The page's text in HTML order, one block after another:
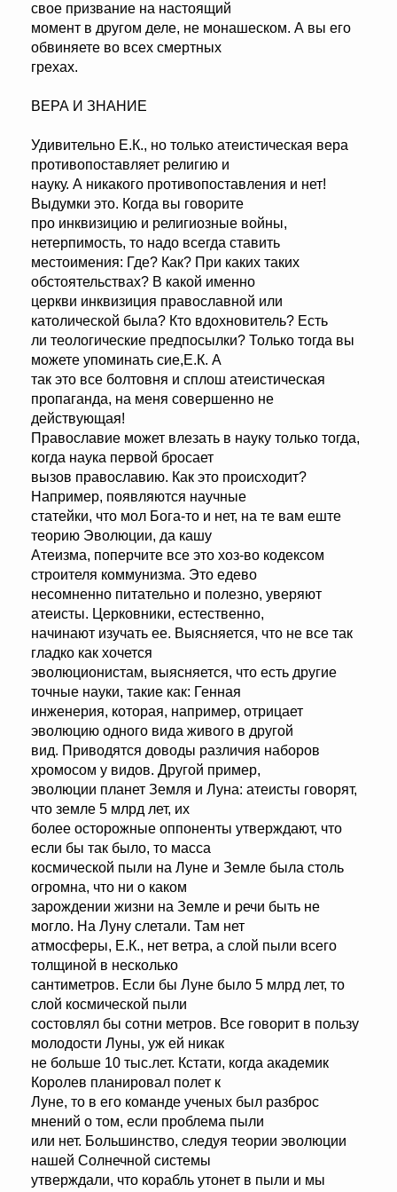
свое призвание на настоящий
момент в другом деле, не монашеском. А вы его
обвиняете во всех смертных
грехах.
ВЕРА И ЗНАНИЕ
Удивительно Е.К., но только атеистическая вера
противопоставляет религию и
науку. А никакого противопоставления и нет!
Выдумки это. Когда вы говорите
про инквизицию и религиозные войны,
нетерпимость, то надо всегда ставить
местоимения: Где? Как? При каких таких
обстоятельствах? В какой именно
церкви инквизиция православной или
католической была? Кто вдохновитель? Есть
ли теологические предпосылки? Только тогда вы
можете упоминать сие,Е.К. А
так это все болтовня и сплош атеистическая
пропаганда, на меня совершенно не
действующая!
Православие может влезать в науку только тогда,
когда наука первой бросает
вызов православию. Как это происходит?
Например, появляются научные
статейки, что мол Бога-то и нет, на те вам еште
теорию Эволюции, да кашу
Атеизма, поперчите все это хоз-во кодексом
строителя коммунизма. Это едево
несомненно питательно и полезно, уверяют
атеисты. Церковники, естественно,
начинают изучать ее. Выясняется, что не все так
гладко как хочется
эволюционистам, выясняется, что есть другие
точные науки, такие как: Генная
инженерия, которая, например, отрицает
эволюцию одного вида живого в другой
вид. Приводятся доводы различия наборов
хромосом у видов. Другой пример,
эволюции планет Земля и Луна: атеисты говорят,
что земле 5 млрд лет, их
более осторожные оппоненты утверждают, что
если бы так было, то масса
космической пыли на Луне и Земле была столь
огромна, что ни о каком
зарождении жизни на Земле и речи быть не
могло. На Луну слетали. Там нет
атмосферы, Е.К., нет ветра, а слой пыли всего
толщиной в несколько
сантиметров. Если бы Луне было 5 млрд лет, то
слой космической пыли
состовлял бы сотни метров. Все говорит в пользу
молодости Луны, уж ей никак
не больше 10 тыс.лет. Кстати, когда академик
Королев планировал полет к
Луне, то в его команде ученых был разброс
мнений о том, если проблема пыли
или нет. Большинство, следуя теории эволюции
нашей Солнечной системы
утверждали, что корабль утонет в пыли и мы